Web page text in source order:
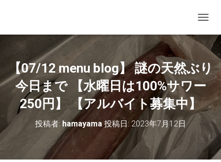
【07/12 menu blog】 謎の天然ぶり
今日まで 【水曜日は100%サワー
250円】 【アルバイト募集中】
投稿者: hamayama 投稿日: 2023年7月12日